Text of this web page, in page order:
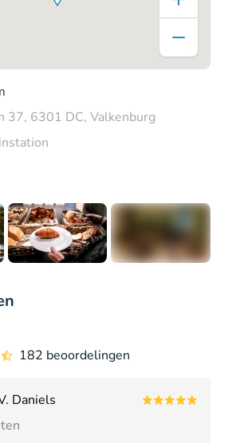
182 beoordelingen
Daniels
37, 6301 DC, Valkenburg